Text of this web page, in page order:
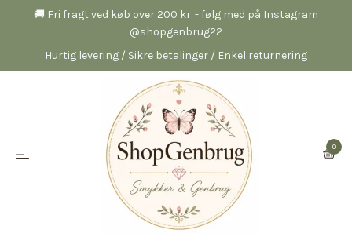
🚚 Fri fragt ved køb over 200 kr. - følg med på Instagram
@shopgenbrug22
Hurtig levering / Sikre betalinger / Enkel returnering
0